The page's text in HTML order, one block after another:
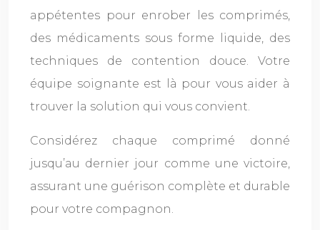
appétentes pour enrober les comprimés,
des médicaments sous forme liquide, des
techniques de contention douce. Votre
équipe soignante est là pour vous aider à
trouver la solution qui vous convient.
Considérez chaque comprimé donné
jusqu’au dernier jour comme une victoire,
assurant une guérison complète et durable
pour votre compagnon.